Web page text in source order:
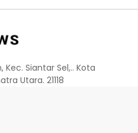
Kec. Siantar Sel,.. Kota
Utara. 21118